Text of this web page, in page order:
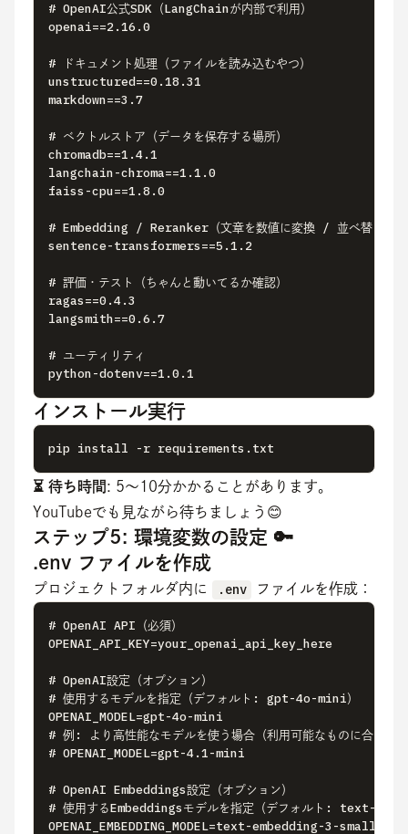
# OpenAI公式SDK（LangChainが内部で利用）
openai==2.16.0
# ドキュメント処理（ファイルを読み込むやつ）
unstructured==0.18.31
markdown==3.7
# ベクトルストア（データを保存する場所）
chromadb==1.4.1
langchain-chroma==1.1.0
faiss-cpu==1.8.0
# Embedding / Reranker（文章を数値に変換 / 並べ替え）
sentence-transformers==5.1.2
# 評価・テスト（ちゃんと動いてるか確認）
ragas==0.4.3
langsmith==0.6.7
# ユーティリティ
python-dotenv==1.0.1
インストール実行
pip install -r requirements.txt
⏳ 待ち時間: 5〜10分かかることがあります。
YouTubeでも見ながら待ちましょう😊
ステップ5: 環境変数の設定 🔑
.env ファイルを作成
プロジェクトフォルダ内に .env ファイルを作成：
# OpenAI API（必須）
OPENAI_API_KEY=your_openai_api_key_here
# OpenAI設定（オプション）
# 使用するモデルを指定（デフォルト: gpt-4o-mini）
OPENAI_MODEL=gpt-4o-mini
# 例: より高性能なモデルを使う場合（利用可能なものに合わせ
# OPENAI_MODEL=gpt-4.1-mini
# OpenAI Embeddings設定（オプション）
# 使用するEmbeddingsモデルを指定（デフォルト: text-
OPENAI_EMBEDDING_MODEL=text-embedding-3-small